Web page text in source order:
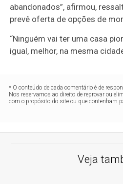
abandonados”, afirmou,
prevê oferta de opções de
“Ninguém vai ter uma casa
igual, melhor, na mesma
* O conteúdo de cada comentário é de
Nos reservamos ao direito de reprovar ou
com o propósito do site ou que contenham
Veja